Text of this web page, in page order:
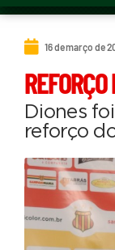
16 de março de
Diones
reforço